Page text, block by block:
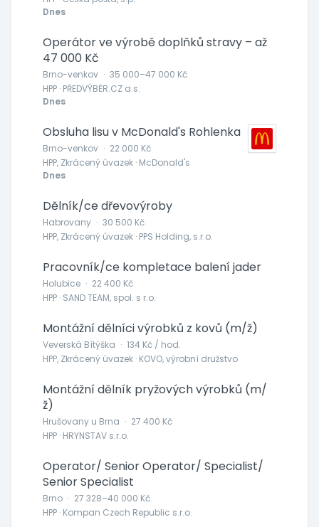
Dnes
Operátor ve výrobě doplňků stravy – až
47 000 Kč
Brno-venkov · 35 000–47 000 Kč
HPP · PŘEDVÝBĚR.CZ a.s.
Dnes
Obsluha lisu v McDonald's Rohlenka
Brno-venkov · 22 000 Kč
HPP, Zkrácený úvazek · McDonald's
Dnes
Dělník/ce dřevovýroby
Habrovany · 30 500 Kč
HPP, Zkrácený úvazek · PPS Holding, s.r.o.
Pracovník/ce kompletace balení jader
Holubice · 22 400 Kč
HPP · SAND TEAM, spol. s r.o.
Montážní dělníci výrobků z kovů (m/ž)
Veverská Bítýška · 134 Kč / hod.
HPP, Zkrácený úvazek · KOVO, výrobní družstvo
Montážní dělník pryžových výrobků (m/
ž)
Hrušovany u Brna · 27 400 Kč
HPP · HRYNSTAV s.r.o.
Operator/ Senior Operator/ Specialist/
Senior Specialist
Brno · 27 328–40 000 Kč
HPP · Kompan Czech Republic s.r.o.